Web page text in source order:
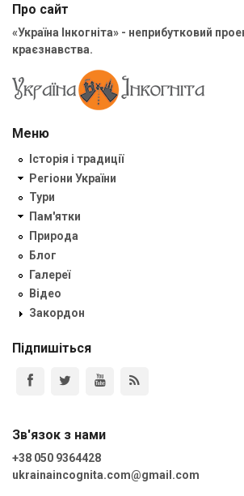
Про сайт
«Україна Інкогніта» - неприбутковий
краєзнавства.
Меню
Історія і традиції
Регіони України
Тури
Пам'ятки
Природа
Блог
Галереї
Відео
Закордон
Підпишіться
Зв'язок з нами
+38 050 9364428
ukrainaincognita.com@gmail.com